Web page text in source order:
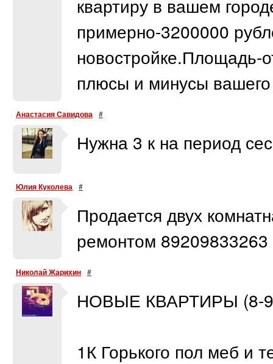
квартиру в вашем
примерно-3200000
новостройке.Площадь-
плюсы и минусы
Анастасия Савидова #
Нужна 3 к на период
Юлия Куколева #
Продается двух
ремонтом 89209833263
Николай Жарихин #
НОВЫЕ КВАРТИРЫ (8-
1К Горького пол меб и